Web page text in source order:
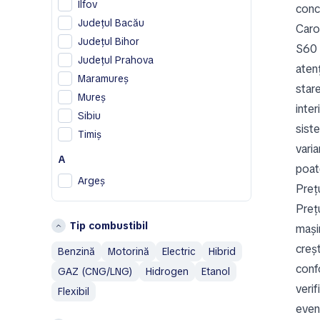
D
Dodge
DS
Ferrari
Fiat
G
Genesis
H
Honda
Hummer
Ineos
Ilfov
Județul Bacău
Județul Bihor
Județul Prahova
Maramureș
Mureș
Sibiu
Timiș
A
Argeș
B
Bistrița-Năsăud
Brașov
C
Constanţa
G
Tip combustibil
Benzină
Motorină Electric
Hibrid
GAZ (CNG/LNG)
Hidrogen
Etanol
Flexibil
S60